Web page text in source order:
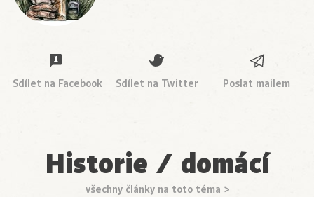
Sdílet na Facebook Sdílet na Twitter Poslat mailem
Historie / domácí
všechny články na toto téma >